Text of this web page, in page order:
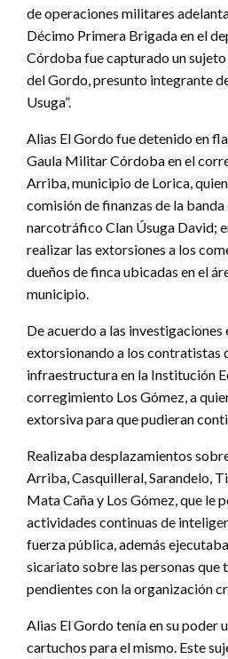
de operaciones militares
Décimo Primera Brigada en el
Córdoba fue capturado un
del Gordo, presunto integrante
Usuga”.
Alias El Gordo fue detenido en
Gaula Militar Córdoba en el
Arriba, municipio de Lorica,
comisión de finanzas de la
narcotráfico Clan Úsuga David;
realizar las extorsiones a los
dueños de finca ubicadas en el
municipio.
De acuerdo a las
extorsionando a los contratistas
infraestructura en la Institución
corregimiento Los Gómez, a
extorsiva para que pudieran
Realizaba desplazamientos
Arriba, Casquilleral, Sarandelo,
Mata Caña y Los Gómez, que le
actividades continuas de
fuerza pública, además
sicariato sobre las personas que
pendientes con la organización
Alias El Gordo tenía en su poder
cartuchos para el mismo. Este